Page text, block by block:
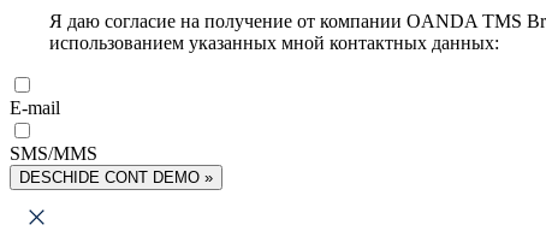
Я даю согласие на получение от компании OANDA TMS
использованием указанных мной контактных данных:
E-mail
SMS/MMS
DESCHIDE CONT DEMO »